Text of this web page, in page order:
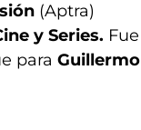
(Aptra)
y Series. Fue
para Guillermo